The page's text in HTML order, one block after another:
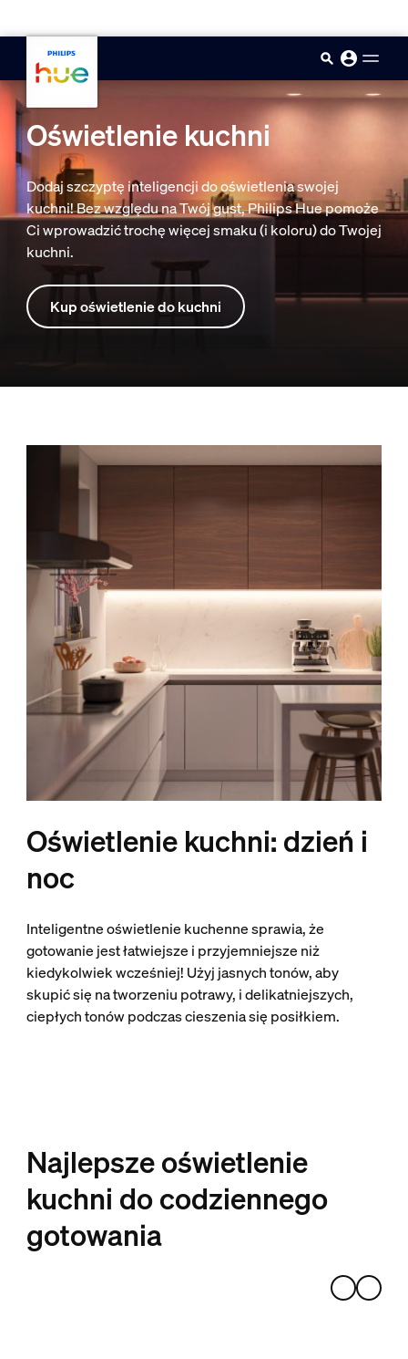
Oświetlenie kuchni
Dodaj szczyptę inteligencji do oświetlenia swojej
kuchni! Bez względu na Twój gust, Philips Hue pomoże
Ci wprowadzić trochę więcej smaku (i koloru) do Twojej
kuchni.
Kup oświetlenie do kuchni
Oświetlenie kuchni: dzień i
noc
Inteligentne oświetlenie kuchenne sprawia, że
gotowanie jest łatwiejsze i przyjemniejsze niż
kiedykolwiek wcześniej! Użyj jasnych tonów, aby
skupić się na tworzeniu potrawy, i delikatniejszych,
ciepłych tonów podczas cieszenia się posiłkiem.
Najlepsze oświetlenie
kuchni do codziennego
gotowania